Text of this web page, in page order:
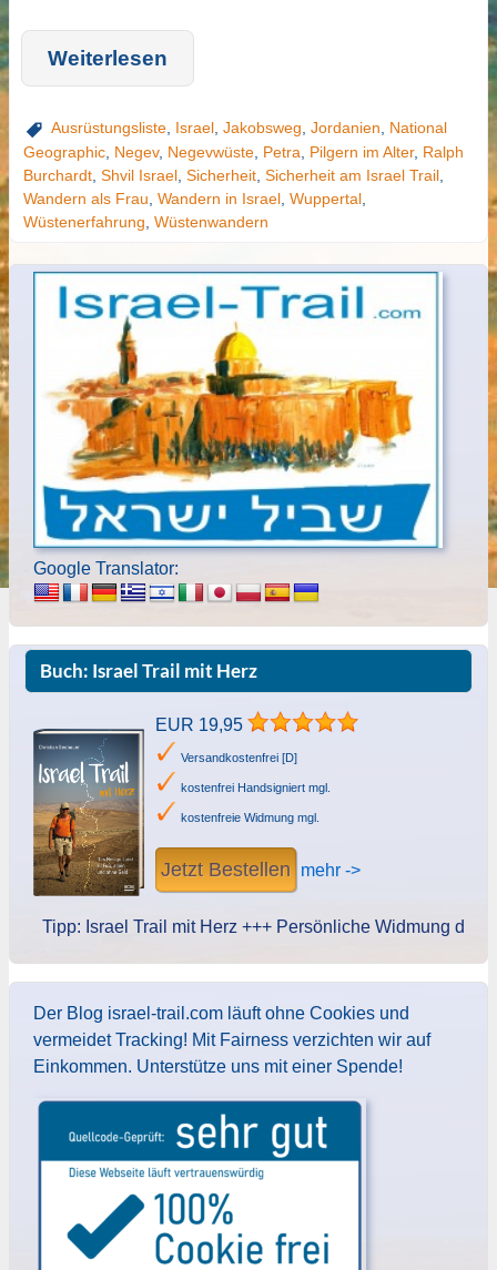
Weiterlesen
Ausrüstungsliste, Israel, Jakobsweg Jordanien
National
Geographic, Negev, Negevwüste, Petra Pilgern im Alter, Ralph
Burchardt, Shvil Israel, Sicherheit, Sicherheit am Israel Trail,
Wandern als Frau Wandern in Israel, Wuppertal,
Wüstenerfahrung Wüstenwandern
Google Translator:
Buch: Israel Trail mit Herz
EUR 19,95
Versandkostenfrei [D]
kostenfrei Handsigniert mgl.
kostenfreie Widmung mgl.
Jetzt Bestellen mehr ->
Tipp: Israel Trail mit Herz +++ Persönliche Widmung des
Der Blog israel-trail.com läuft ohne Cookies und
vermeidet Tracking! Mit Fairness verzichten wir auf
Einkommen. Unterstütze uns mit einer Spende!